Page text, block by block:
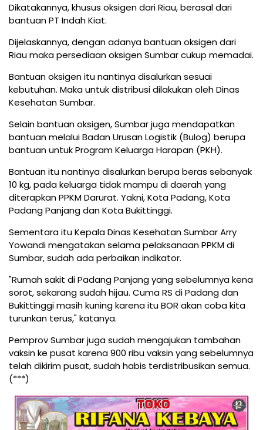
Dikatakannya, khusus oksigen dari Riau, berasal dari
bantuan PT Indah Kiat.
Dijelaskannya, dengan adanya bantuan oksigen dari
Riau maka persediaan oksigen Sumbar cukup memadai.
Bantuan oksigen itu nantinya disalurkan sesuai
kebutuhan. Maka untuk distribusi dilakukan oleh Dinas
Kesehatan Sumbar.
Selain bantuan oksigen, Sumbar juga mendapatkan
bantuan melalui Badan Urusan Logistik (Bulog) berupa
bantuan untuk Program Keluarga Harapan (PKH).
Bantuan itu nantinya disalurkan berupa beras sebanyak
10 kg, pada keluarga tidak mampu di daerah yang
diterapkan PPKM Darurat. Yakni, Kota Padang, Kota
Padang Panjang dan Kota Bukittinggi.
Sementara itu Kepala Dinas Kesehatan Sumbar Arry
Yowandi mengatakan selama pelaksanaan PPKM di
Sumbar, sudah ada perbaikan indikator.
"Rumah sakit di Padang Panjang yang sebelumnya kena
sorot, sekarang sudah hijau. Cuma RS di Padang dan
Bukittinggi masih kuning karena itu BOR akan coba kita
turunkan terus," katanya.
Pemprov Sumbar juga sudah mengajukan tambahan
vaksin ke pusat karena 900 ribu vaksin yang sebelumnya
telah dikirim pusat, sudah habis terdistribusikan semua.
(***)